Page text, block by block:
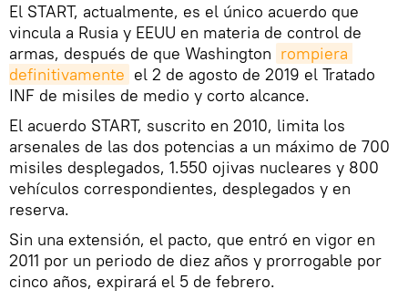
El START, actualmente, es el único acuerdo que
vincula a Rusia y EEUU en materia de control de
armas, después de que Washington rompiera
definitivamente el 2 de agosto de 2019 el Tratado
INF de misiles de medio y corto alcance.
El acuerdo START, suscrito en 2010, limita los
arsenales de las dos potencias a un máximo de 700
misiles desplegados, 1.550 ojivas nucleares y 800
vehículos correspondientes, desplegados y en
reserva.
Sin una extensión, el pacto, que entró en vigor en
2011 por un periodo de diez años y prorrogable por
cinco años, expirará el 5 de febrero.